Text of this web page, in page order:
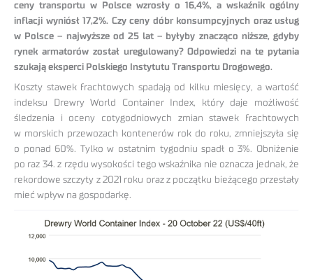
ceny transportu w Polsce wzrosły o 16,4%, a wskaźnik ogólny
inflacji wyniósł 17,2%. Czy ceny dóbr konsumpcyjnych oraz usług
w Polsce – najwyższe od 25 lat – byłyby znacząco niższe, gdyby
rynek armatorów został uregulowany? Odpowiedzi na te pytania
szukają eksperci Polskiego Instytutu Transportu Drogowego.
Koszty stawek frachtowych spadają od kilku miesięcy, a wartość
indeksu Drewry World Container Index, który daje możliwość
śledzenia i oceny cotygodniowych zmian stawek frachtowych
w morskich przewozach kontenerów rok do roku, zmniejszyła się
o ponad 60%. Tylko w ostatnim tygodniu spadł o 3%. Obniżenie
po raz 34. z rzędu wysokości tego wskaźnika nie oznacza jednak, że
rekordowe szczyty z 2021 roku oraz z początku bieżącego przestały
mieć wpływ na gospodarkę.